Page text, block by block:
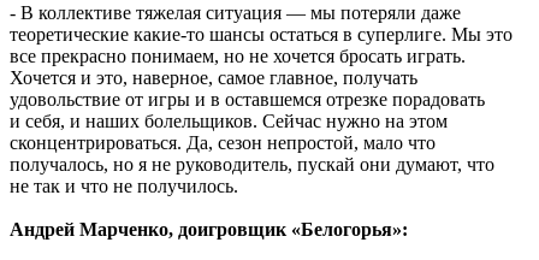
- В коллективе тяжелая ситуация — мы потеряли даже
теоретические какие-то шансы остаться в суперлиге. Мы это
все прекрасно понимаем, но не хочется бросать играть.
Хочется и это, наверное, самое главное, получать
удовольствие от игры и в оставшемся отрезке порадовать
и себя, и наших болельщиков. Сейчас нужно на этом
сконцентрироваться. Да, сезон непростой, мало что
получалось, но я не руководитель, пускай они думают, что
не так и что не получилось.
Андрей Марченко, доигровщик «Белогорья»: